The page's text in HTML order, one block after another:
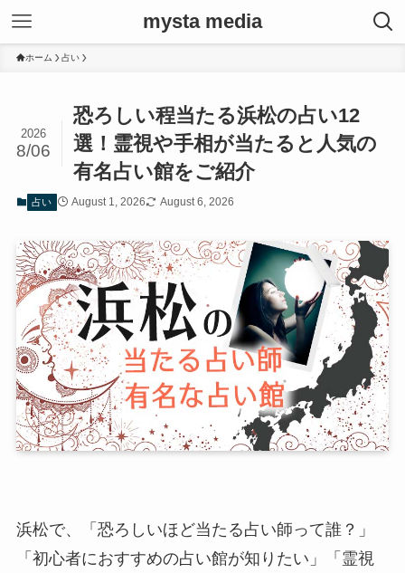
mysta media
ホーム 占い
恐ろしい程当たる浜松の占い12
選！霊視や手相が当たると人気の
有名占い館をご紹介
2026
8/06
占い August 1, 2026 August 6, 2026
浜松で、「恐ろしいほど当たる占い師って誰？」
「初心者におすすめの占い館が知りたい」「霊視